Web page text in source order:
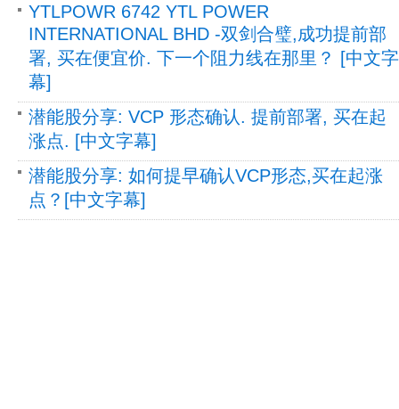
YTLPOWR 6742 YTL POWER
INTERNATIONAL BHD -双剑合璧,成功提前部
署, 买在便宜价. 下一个阻力线在那里？ [中文字
幕]
潜能股分享: VCP 形态确认. 提前部署, 买在起
涨点. [中文字幕]
潜能股分享: 如何提早确认VCP形态,买在起涨
点？[中文字幕]